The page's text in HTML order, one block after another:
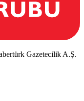
Gazetecilik A.Ş.